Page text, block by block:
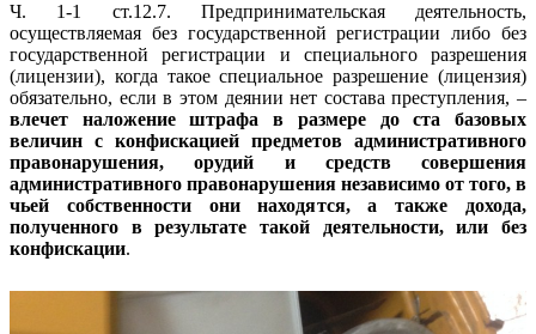
Ч. 1-1 ст.12.7. Предпринимательская деятельность,
осуществляемая без государственной регистрации либо без
государственной регистрации и специального разрешения
(лицензии), когда такое специальное разрешение (лицензия)
обязательно, если в этом деянии нет состава преступления, –
влечет наложение штрафа в размере до ста базовых
величин с конфискацией предметов административного
правонарушения, орудий и средств совершения
административного правонарушения независимо от того, в
чьей собственности они находятся, а также дохода,
полученного в результате такой деятельности, или без
конфискации.